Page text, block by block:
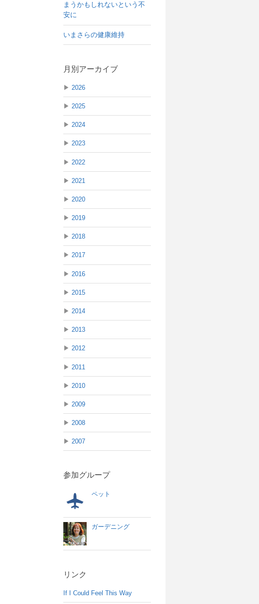
まうかもしれないという不
安に
いまさらの健康維持
月別アーカイブ
▶ 2026
▶ 2025
▶ 2024
▶ 2023
▶ 2022
▶ 2021
▶ 2020
▶ 2019
▶ 2018
▶ 2017
▶ 2016
▶ 2015
▶ 2014
▶ 2013
▶ 2012
▶ 2011
▶ 2010
▶ 2009
▶ 2008
▶ 2007
参加グループ
ペット
ガーデニング
リンク
If I Could Feel This Way